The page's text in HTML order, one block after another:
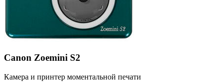
Canon Zoemini S2
Камера и принтер моментальной печати